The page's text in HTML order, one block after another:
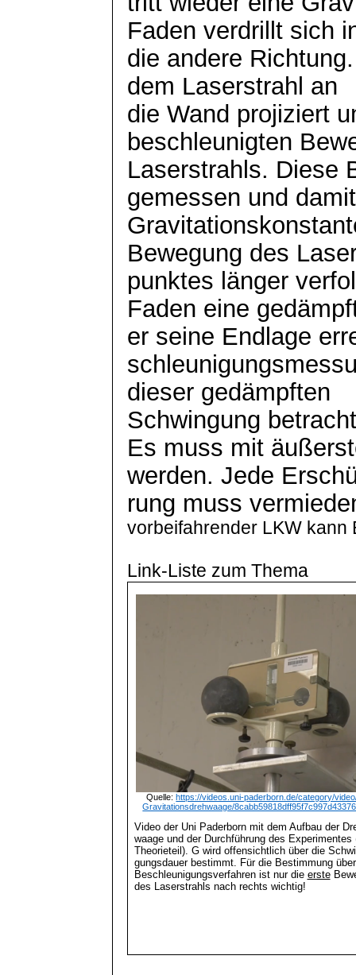
Faden verdrillt sich
die andere
dem Laserstrahl an
die Wand projiziert
beschleunigten
Laserstrahls. Diese
gemessen und
Bewegung des
punktes länger
Faden eine
er seine Endlage
dieser gedämpften
Schwingung
Es muss mit
werden. Jede
rung muss
vorbeifahrender LKW kann
Link-Liste zum Thema
Quelle:https://videos.uni-paderborn.de/category/
Gravitationsdrehwaage/
Video der Uni Paderborn mit dem Aufbau der
waage und der Durchführung des Experimentes
Theorieteil). G wird offensichtlich über die
gungsdauerbestimmt. Für die Bestimmung
Beschleunigungsverfahren ist nur die erste
des Laserstrahls nach rechts wichtig!